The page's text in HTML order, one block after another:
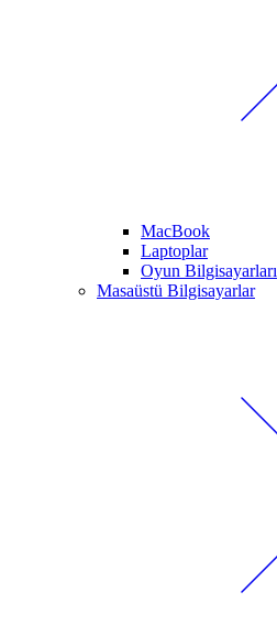
MacBook
Laptoplar
Oyun Bilgisayarları
Masaüstü Bilgisayarlar